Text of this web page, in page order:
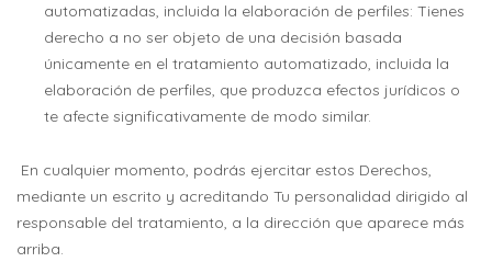
automatizadas, incluida la elaboración de perfiles: Tienes
derecho a no ser objeto de una decisión basada
únicamente en el tratamiento automatizado, incluida la
elaboración de perfiles, que produzca efectos jurídicos o
te afecte significativamente de modo similar.
En cualquier momento, podrás ejercitar estos Derechos,
mediante un escrito y acreditando Tu personalidad dirigido al
responsable del tratamiento, a la dirección que aparece más
arriba.